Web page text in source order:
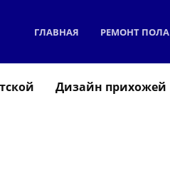
ГЛАВНАЯ РЕМОНТ ПОЛА
Дизайн прихожей